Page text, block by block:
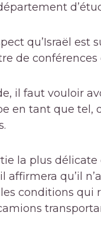
qu’Israël
de conférences
il faut vouloir
en tant que tel,
la plus
affirmera qu’il
les conditions